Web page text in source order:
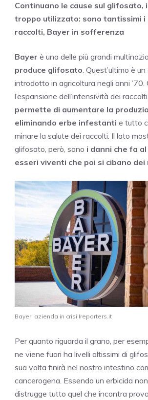
Continuano le cause sul glifosato,
troppo utilizzato: sono tantissimi i
raccolti, Bayer in sofferenza
Bayer è una delle più grandi
produce glifosato. Quest’ultimo è
introdotto in agricoltura negli anni ’70.
l’espansione dell’intensività dei raccolti,
permette di aumentare la
eliminando erbe infestanti e tutto
minare la salute dei raccolti. Il lato
glifosato, però, sono i danni che fa
esseri viventi che poi si cibano dei
Bayer, azienda in crisi Ireporters.it
Per quanto riguarda il grano, per
ne viene fuori ha livelli altissimi di
sua volta finirà nel nostro intestino
cancerogena. Essendo un erbicida
distrugge tutto quel che incontra